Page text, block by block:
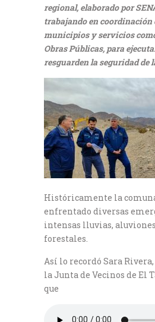
regional, elaborado por
trabajando en coordinación
municipios y servicios
Obras Públicas, para
resguarden la seguridad de
Históricamente la
enfrentado diversas
intensas lluvias,
forestales.
Así lo recordó Sara
la Junta de Vecinos de El
que